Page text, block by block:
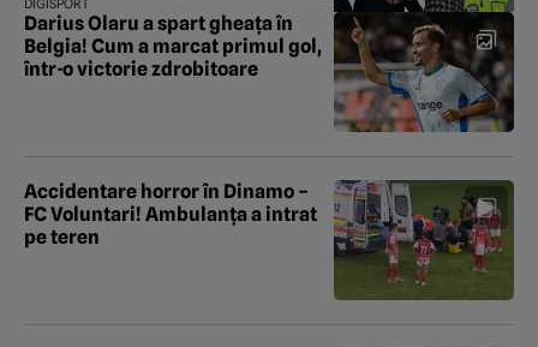
DIGISPORT
Darius Olaru a spart gheața în
Belgia! Cum a marcat primul gol,
într-o victorie zdrobitoare
Accidentare horror în Dinamo –
FC Voluntari! Ambulanța a intrat
pe teren